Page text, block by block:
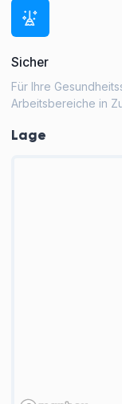
Sicher
Für Ihre
Arbeitsbereiche in
Lage